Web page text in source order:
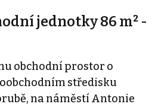
jednotky 86 m² -
obchodní prostor o
středisku
na náměstí Antonie